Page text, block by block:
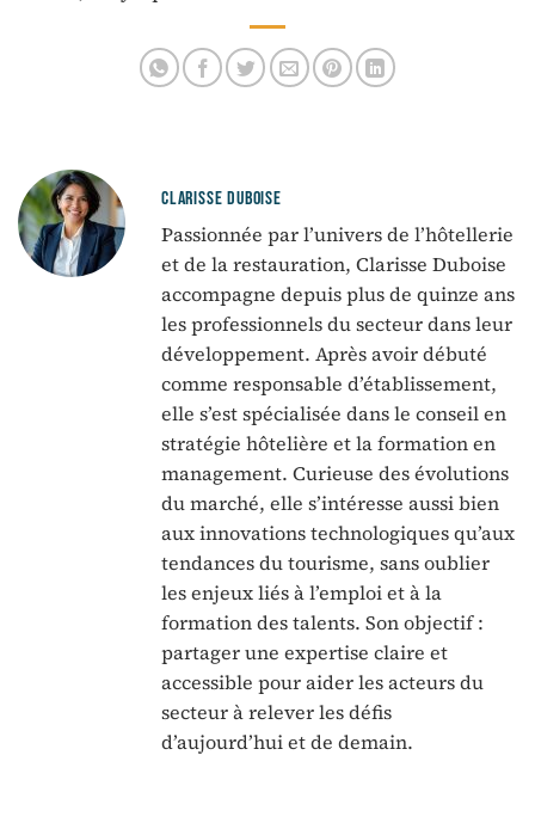
CLARISSE DUBOISE
Passionnée par l’univers de l’hôtellerie
et de la restauration, Clarisse Duboise
accompagne depuis plus de quinze ans
les professionnels du secteur dans leur
développement. Après avoir débuté
comme responsable d’établissement,
elle s’est spécialisée dans le conseil en
stratégie hôtelière et la formation en
management. Curieuse des évolutions
du marché, elle s’intéresse aussi bien
aux innovations technologiques qu’aux
tendances du tourisme, sans oublier
les enjeux liés à l’emploi et à la
formation des talents. Son objectif :
partager une expertise claire et
accessible pour aider les acteurs du
secteur à relever les défis
d’aujourd’hui et de demain.